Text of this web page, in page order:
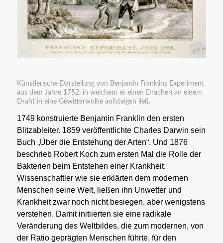
Künstlerische Darstellung von Benjamin Franklins Experiment
aus dem Jahre 1752, in welchem er einen Drachen an einem
Draht in eine Gewitterwolke aufsteigen ließ.
1749 konstruierte Benjamin Franklin den ersten
Blitzableiter. 1859 veröffentlichte Charles Darwin sein
Buch „Über die Entstehung der Arten“. Und 1876
beschrieb Robert Koch zum ersten Mal die Rolle der
Bakterien beim Entstehen einer Krankheit.
Wissenschaftler wie sie erklärten dem modernen
Menschen seine Welt, ließen ihn Unwetter und
Krankheit zwar noch nicht besiegen, aber wenigstens
verstehen. Damit initiierten sie eine radikale
Veränderung des Weltbildes, die zum modernen, von
der Ratio geprägten Menschen führte, für den